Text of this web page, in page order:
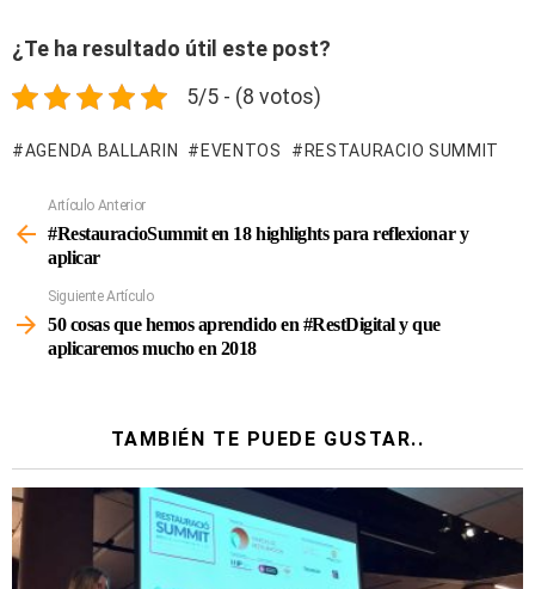
¿Te ha resultado útil este post?
5/5 - (8 votos)
AGENDA BALLARIN EVENTOS RESTAURACIO SUMMIT
Más
Artículo Anterior
#RestauracioSummit en 18 highlights para reflexionar y
aplicar
Siguiente Artículo
50 cosas que hemos aprendido en #RestDigital y que
aplicaremos mucho en 2018
TAMBIÉN TE PUEDE GUSTAR..